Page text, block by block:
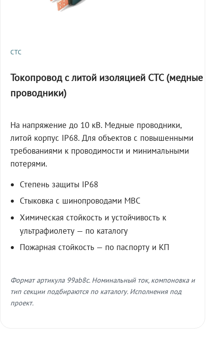
СТС
Токопровод с литой изоляцией СТС (медные
проводники)
На напряжение до 10 кВ. Медные проводники,
литой корпус IP68. Для объектов с повышенными
требованиями к проводимости и минимальными
потерями.
Степень защиты IP68
Стыковка с шинопроводами МВС
Химическая стойкость и устойчивость к
ультрафиолету — по каталогу
Пожарная стойкость — по паспорту и КП
Формат артикула 99ab8c. Номинальный ток, компоновка и
тип секции подбираются по каталогу. Исполнения под
проект.